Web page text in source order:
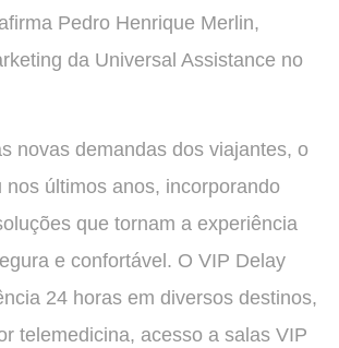
Pedro Henrique Merlin,
da Universal Assistance no
novas demandas dos viajantes, o
nos últimos anos, incorporando
que tornam a experiência
e confortável. O VIP Delay
24 horas em diversos destinos,
telemedicina, acesso a salas VIP